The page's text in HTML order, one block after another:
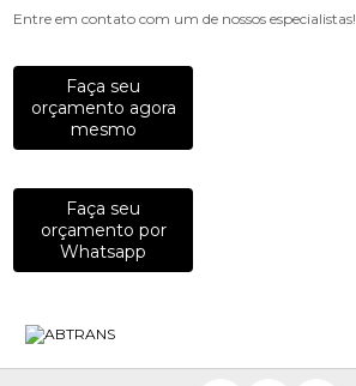
Entre em contato com um de nossos especialistas!
Faça seu
orçamento agora
mesmo
Faça seu
orçamento por
Whatsapp